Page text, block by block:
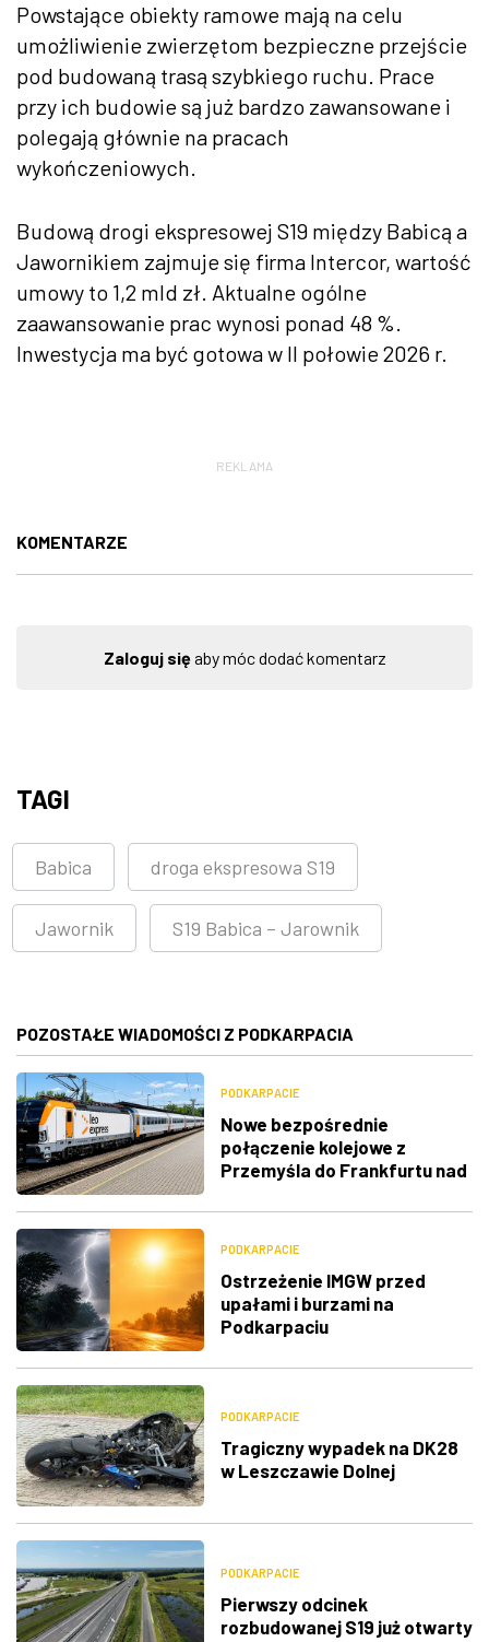
Powstające obiekty ramowe mają na celu
umożliwienie zwierzętom bezpieczne przejście
pod budowaną trasą szybkiego ruchu. Prace
przy ich budowie są już bardzo zawansowane i
polegają głównie na pracach
wykończeniowych.
Budową drogi ekspresowej S19 między Babicą a
Jawornikiem zajmuje się firma Intercor, wartość
umowy to 1,2 mld zł. Aktualne ogólne
zaawansowanie prac wynosi ponad 48 %.
Inwestycja ma być gotowa w II połowie 2026 r.
REKLAMA
KOMENTARZE
Zaloguj sięaby móc dodać komentarz
TAGI
Babica droga ekspresowa S19
Jawornik S19 Babica – Jarownik
POZOSTAŁE WIADOMOŚCI Z PODKARPACIA
PODKARPACIE
Nowe bezpośrednie
połączenie kolejowe z
Przemyśla do Frankfurtu nad
PODKARPACIE
Ostrzeżenie IMGW przed
upałami i burzami na
Podkarpaciu
PODKARPACIE
Tragiczny wypadek na DK28
w Leszczawie Dolnej
PODKARPACIE
Pierwszy odcinek
rozbudowanej S19 już otwarty